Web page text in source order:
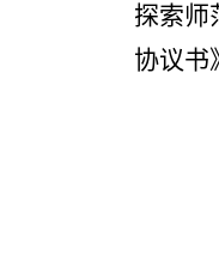
探索师
协议书